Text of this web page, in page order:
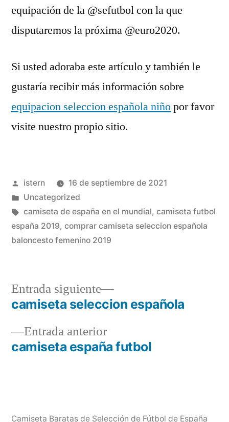
equipación de la @sefutbol con la que
disputaremos la próxima @euro2020.
Si usted adoraba este artículo y también le
gustaría recibir más información sobre
equipacion seleccion española niñopor favor
visite nuestro propio sitio.
Publicado
por
istern
16 de septiembre de 2021
Publicado
en
Uncategorized
Etiquetas:
camiseta de españa en el mundial, camiseta futbol
españa 2019, comprar camiseta seleccion española
baloncesto femenino 2019
Navegación
deEntrada anteriorEntrada
anterior:
camiseta españa futbol
Entrada siguiente
Entrada
siguiente:
camiseta seleccion española
Camiseta Baratas de Selección de Fútbol de España